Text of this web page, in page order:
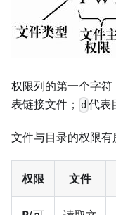
权限列的第一个字符
表链接文件；
d 代表
文件与目录的权限有
权限 文件